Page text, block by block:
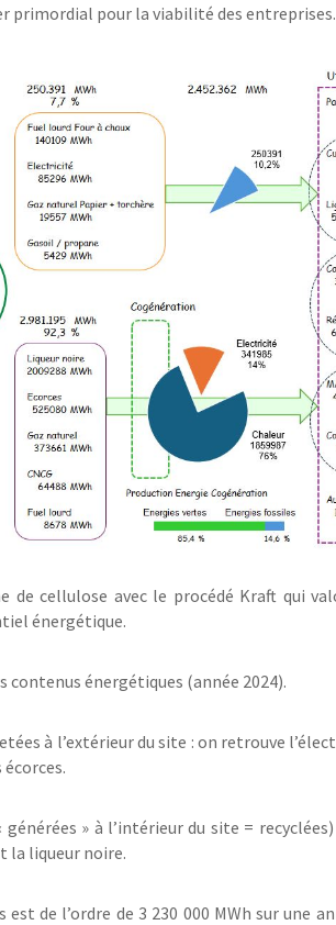
primordial pour la viabilité des entreprises.
de cellulose avec le procédé Kraft qui
énergétique.
contenus énergétiques (année 2024).
à l’extérieur du site : on retrouve
» à l’intérieur du site =
la liqueur noire.
de l’ordre de 3 230 000 MWh sur une